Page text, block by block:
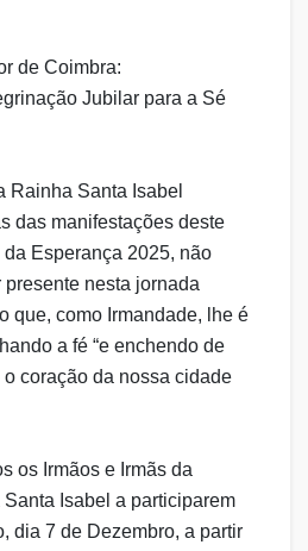
de Coimbra:
Jubilar para a Sé
Rainha Santa Isabel
das manifestações deste
Esperança 2025, não
nesta jornada
que, como Irmandade, lhe é
a fé “e enchendo de
coração da nossa cidade
os Irmãos e Irmãs da
Isabel a participarem
dia 7 de Dezembro, a partir